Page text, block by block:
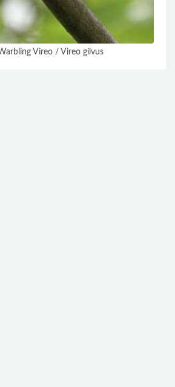
Vireo / Vireo gilvus